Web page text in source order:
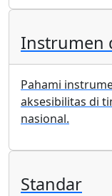
Instrumen
Pahami
aksesibilitas di
nasional.
Standar